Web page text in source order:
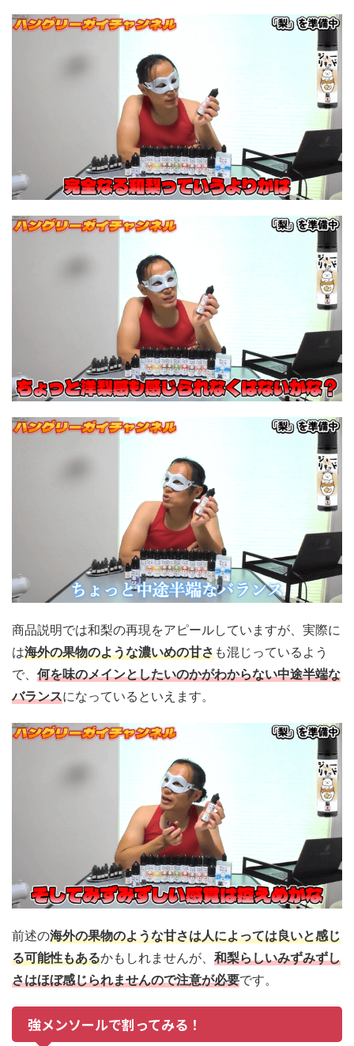
商品説明では和梨の再現をアピールしていますが、実際に
は海外の果物のような濃いめの甘さも混じっているよう
で、 何を味のメインとしたいのかがわからない中途半端な
バランスになっているといえます。
前述の海外の果物のような甘さは人によっては良いと感じ
る可能性もあるかもしれませんが、 和梨らしいみずみずし
さはほぼ感じられませんので注意が必要です。
強メンソールで割ってみる！